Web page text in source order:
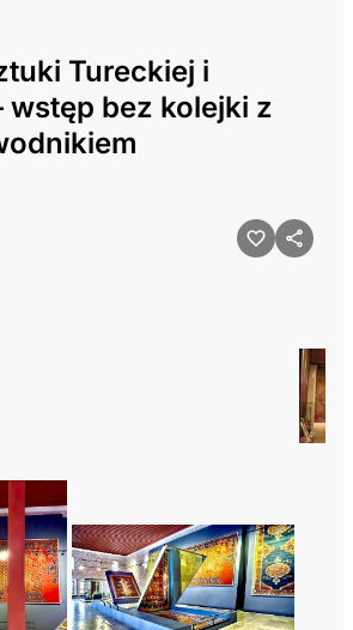
Tureckiej i
wstęp bez kolejki z